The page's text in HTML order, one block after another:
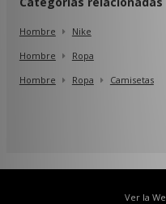
Hombre
Nike
Hombre
Ropa
Hombre
Ropa Camisetas
Ver la